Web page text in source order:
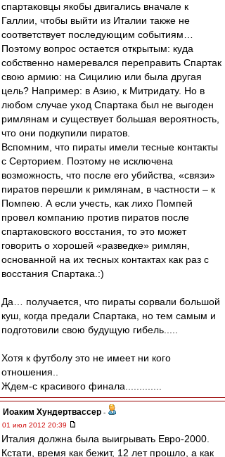
спартаковцы якобы двигались вначале к
Галлии, чтобы выйти из Италии также не
соответствует последующим событиям…
Поэтому вопрос остается открытым: куда
собственно намеревался переправить Спартак
свою армию: на Сицилию или была другая
цель? Например: в Азию, к Митридату. Но в
любом случае уход Спартака был не выгоден
римлянам и существует большая вероятность,
что они подкупили пиратов.
Вспомним, что пираты имели тесные контакты
с Серторием. Поэтому не исключена
возможность, что после его убийства, «связи»
пиратов перешли к римлянам, в частности – к
Помпею. А если учесть, как лихо Помпей
провел компанию против пиратов после
спартаковского восстания, то это может
говорить о хорошей «разведке» римлян,
основанной на их тесных контактах как раз с
восстания Спартака.:)
Да… получается, что пираты сорвали большой
куш, когда предали Спартака, но тем самым и
подготовили свою будущую гибель.....
Хотя к футболу это не имеет ни кого
отношения..
Ждем-с красивого финала.............
Иоаким Хундертвассер -
01 июл 2012 20:39
Италия должна была выигрывать Евро-2000.
Кстати, время как бежит, 12 лет прошло, а как